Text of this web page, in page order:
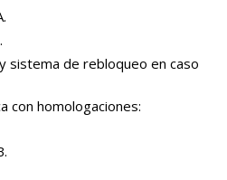
sistema de rebloqueo en caso
con homologaciones: